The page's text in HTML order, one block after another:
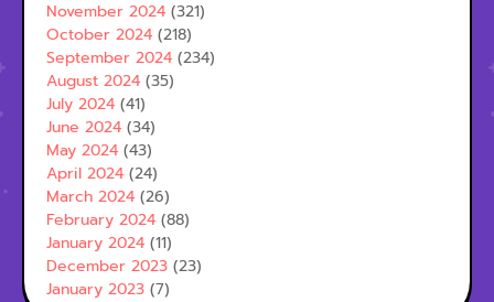
November 2024 (321)
October 2024 (218)
September 2024 (234)
August 2024 (35)
July 2024 (41)
June 2024 (34)
May 2024 (43)
April 2024 (24)
March 2024 (26)
February 2024 (88)
January 2024 (11)
December 2023 (23)
January 2023 (7)